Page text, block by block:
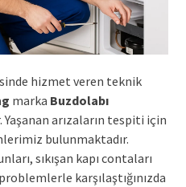
hizmet veren teknik
marka Buzdolabı
arızaların tespiti için
bulunmaktadır.
sıkışan kapı contaları
karşılaştığınızda